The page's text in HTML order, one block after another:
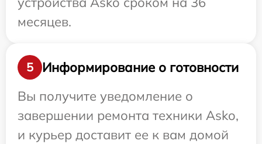
месяцев.
5
Информирование о готовности
Вы получите уведомление о
завершении ремонта техники Asko,
и курьер доставит ее к вам домой